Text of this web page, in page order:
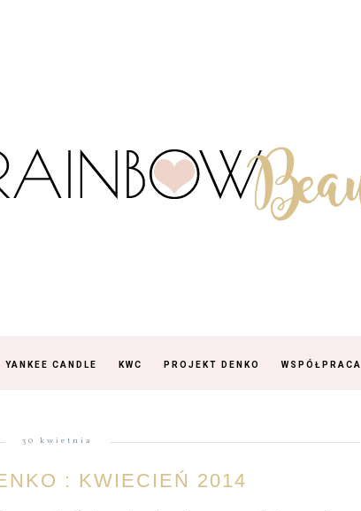
YANKEE CANDLE KWC PROJEKT DENKO WSPÓŁPRACA
30 kwietnia
: KWIECIEŃ 2014